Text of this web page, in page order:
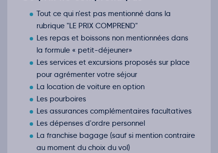
Tout ce qui n'est pas mentionné dans la
rubrique "LE PRIX COMPREND"
Les repas et boissons non mentionnées dans
la formule « petit-déjeuner»
Les services et excursions proposés sur place
pour agrémenter votre séjour
La location de voiture en option
Les pourboires
Les assurances complémentaires facultatives
Les dépenses d'ordre personnel
La franchise bagage (sauf si mention contraire
au moment du choix du vol)